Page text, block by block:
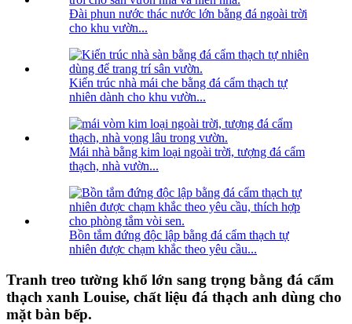
Đài phun nước thác nước lớn bằng đá ngoài trời
cho khu vườn...
Kiến trúc nhà mái che bằng đá cẩm thạch tự
nhiên dành cho khu vườn...
Mái nhà bằng kim loại ngoài trời, tượng đá cẩm
thạch, nhà vườn...
Bồn tắm đứng độc lập bằng đá cẩm thạch tự
nhiên được chạm khắc theo yêu cầu...
Tranh treo tường khổ lớn sang trọng bằng đá cẩm
thạch xanh Louise, chất liệu đá thạch anh dùng cho
mặt bàn bếp.